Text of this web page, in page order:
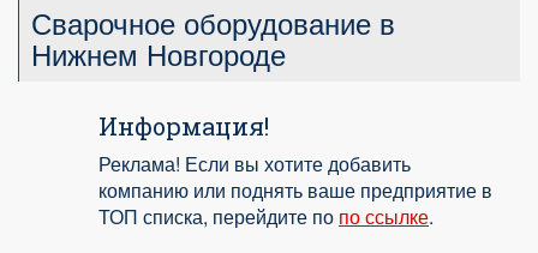
Сварочное оборудование в
Нижнем Новгороде
Информация!
Реклама! Если вы хотите добавить
компанию или поднять ваше предприятие в
ТОП списка, перейдите по по ссылке.